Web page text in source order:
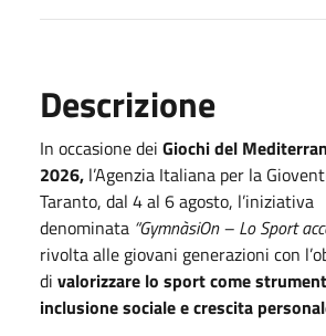
Descrizione
In occasione dei Giochi del
2026, l’Agenzia Italiana per la
Taranto, dal 4 al 6 agosto, l’iniziativa
denominata “GymnàsiOn – Lo Sport
rivolta alle giovani generazioni con
di valorizzare lo sport come
inclusione sociale e crescita